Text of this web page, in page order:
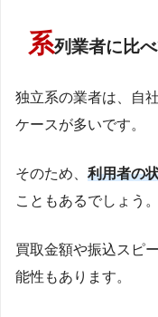
系列業者に比
独立系の業者は、自
ケースが多いです。
そのため、 利用者の
こともあるでしょう。
買取金額や振込スピ
能性もあります。